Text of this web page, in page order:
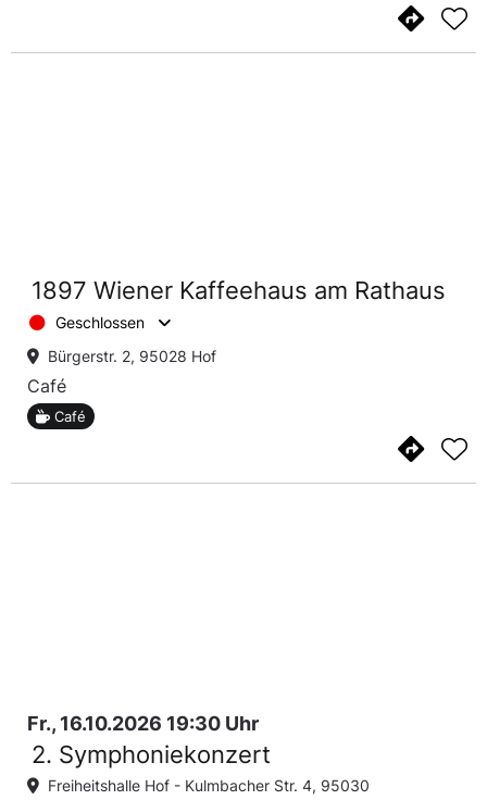
1897 Wiener Kaffeehaus am Rathaus
Geschlossen
Bürgerstr. 2, 95028 Hof
Café
Café
Fr., 16.10.2026 19:30 Uhr
2. Symphoniekonzert
Freiheitshalle Hof - Kulmbacher Str. 4, 95030